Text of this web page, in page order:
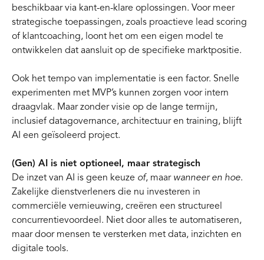
beschikbaar via kant-en-klare oplossingen. Voor meer
strategische toepassingen, zoals proactieve lead scoring
of klantcoaching, loont het om een eigen model te
ontwikkelen dat aansluit op de specifieke marktpositie.
Ook het tempo van implementatie is een factor. Snelle
experimenten met MVP’s kunnen zorgen voor intern
draagvlak. Maar zonder visie op de lange termijn,
inclusief datagovernance, architectuur en training, blijft
AI een geïsoleerd project.
(Gen) AI is niet optioneel, maar strategisch
De inzet van AI is geen keuze of, maar wanneer en hoe.
Zakelijke dienstverleners die nu investeren in
commerciële vernieuwing, creëren een structureel
concurrentievoordeel. Niet door alles te automatiseren,
maar door mensen te versterken met data, inzichten en
digitale tools.